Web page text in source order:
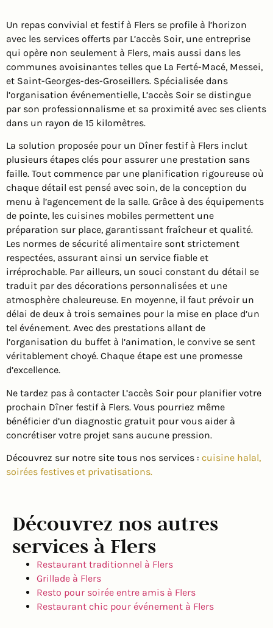
Un repas convivial et festif à Flers se profile à l’horizon
avec les services offerts par L’accès Soir, une entreprise
qui opère non seulement à Flers, mais aussi dans les
communes avoisinantes telles que La Ferté-Macé, Messei,
et Saint-Georges-des-Groseillers. Spécialisée dans
l’organisation événementielle, L’accès Soir se distingue
par son professionnalisme et sa proximité avec ses clients
dans un rayon de 15 kilomètres.
La solution proposée pour un Dîner festif à Flers inclut
plusieurs étapes clés pour assurer une prestation sans
faille. Tout commence par une planification rigoureuse où
chaque détail est pensé avec soin, de la conception du
menu à l’agencement de la salle. Grâce à des équipements
de pointe, les cuisines mobiles permettent une
préparation sur place, garantissant fraîcheur et qualité.
Les normes de sécurité alimentaire sont strictement
respectées, assurant ainsi un service fiable et
irréprochable. Par ailleurs, un souci constant du détail se
traduit par des décorations personnalisées et une
atmosphère chaleureuse. En moyenne, il faut prévoir un
délai de deux à trois semaines pour la mise en place d’un
tel événement. Avec des prestations allant de
l’organisation du buffet à l’animation, le convive se sent
véritablement choyé. Chaque étape est une promesse
d’excellence.
Ne tardez pas à contacter L’accès Soir pour planifier votre
prochain Dîner festif à Flers. Vous pourriez même
bénéficier d’un diagnostic gratuit pour vous aider à
concrétiser votre projet sans aucune pression.
Découvrez sur notre site tous nos services : cuisine halal,
soirées festives et privatisations.
Découvrez nos autres
services à Flers
Restaurant traditionnel à Flers
Grillade à Flers
Resto pour soirée entre amis à Flers
Restaurant chic pour événement à Flers